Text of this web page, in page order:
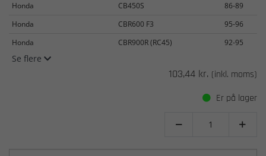
Honda CB450S
86-89
Honda
CBR600 F3
95-96
Honda
CBR900R (RC45) 92-95
Se flere
103,44 kr. (inkl. moms)
Er på lager
 